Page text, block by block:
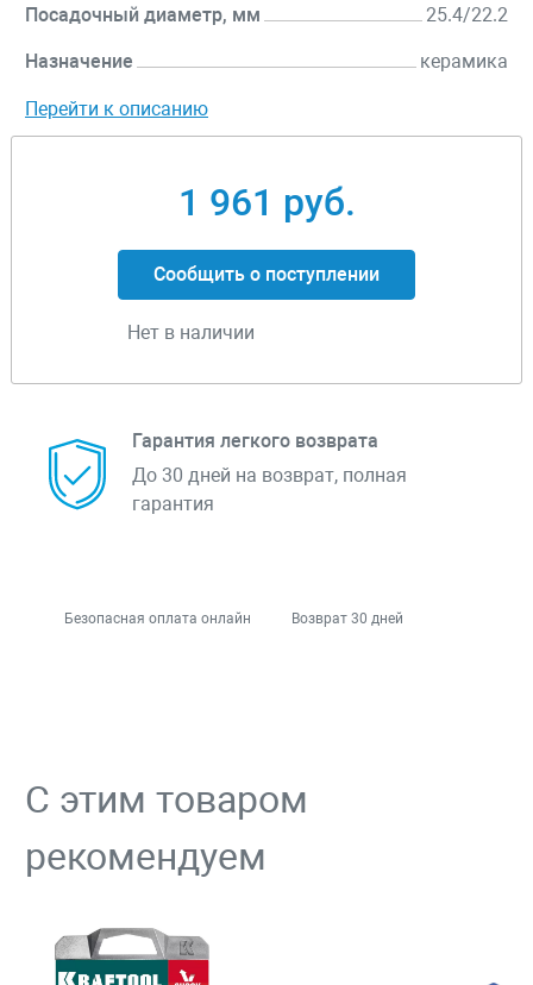
Посадочный диаметр, мм 25.4/22.2
Назначение керамика
Перейти к описанию
1 961 руб.
Сообщить о поступлении
Нет в наличии
Гарантия легкого возврата
До 30 дней на возврат, полная
гарантия
Безопасная оплата онлайн Возврат 30 дней
С этим товаром
рекомендуем